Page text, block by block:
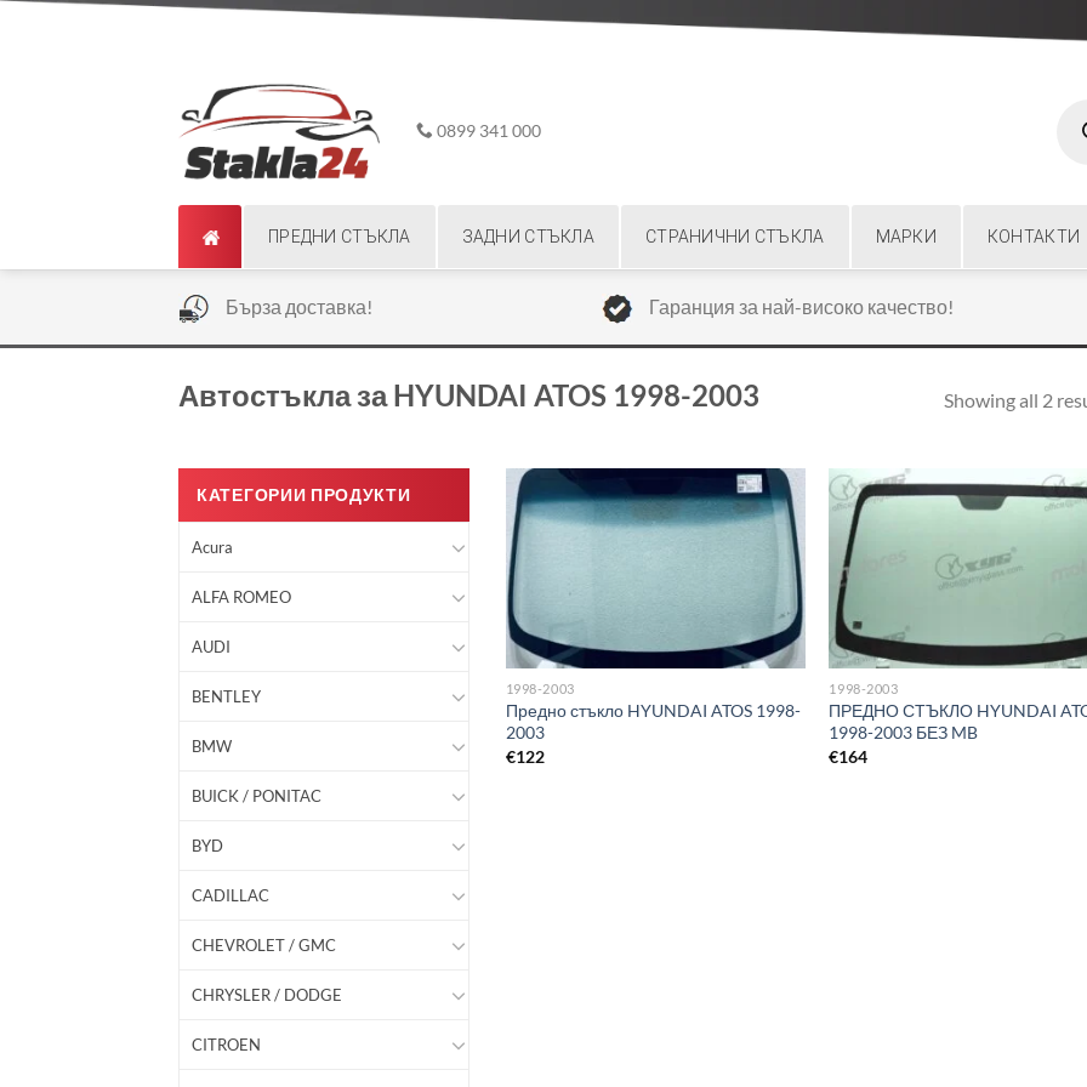
0899 341 000
ПРЕДНИ СТЪКЛА ЗАДНИ СТЪКЛА СТРАНИЧНИ СТЪКЛА МАРКИ КОНТАКТИ
Бърза доставка! Гаранция за най-високо качество!
Автостъкла за HYUNDAI ATOS 1998-2003 Showing all 2
КАТЕГОРИИ ПРОДУКТИ
Acura
ALFA ROMEO
AUDI
BENTLEY
BMW
BUICK / PONITAC
BYD
CADILLAC
CHEVROLET / GMC
CHRYSLER / DODGE
CITROEN
1998-2003
Предно стъкло HYUNDAI ATOS 1998-
2003
€122
1998-2003
ПРЕДНО СТЪКЛО HYUNDAI
1998-2003 БЕЗ MB
€164